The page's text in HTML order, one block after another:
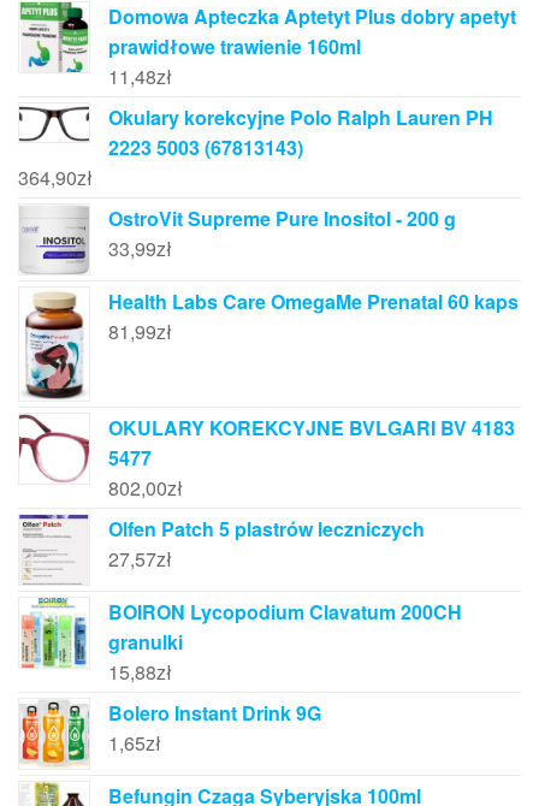
Domowa Apteczka Aptetyt Plus dobry apetyt
prawidłowe trawienie 160ml
11,48zł
Okulary korekcyjne Polo Ralph Lauren PH
2223 5003 (67813143)
364,90zł
OstroVit Supreme Pure Inositol - 200 g
33,99zł
Health Labs Care OmegaMe Prenatal 60 kaps
81,99zł
OKULARY KOREKCYJNE BVLGARI BV 4183
5477
802,00zł
Olfen Patch 5 plastrów leczniczych
27,57zł
BOIRON Lycopodium Clavatum 200CH
granulki
15,88zł
Bolero Instant Drink 9G
1,65zł
Befungin Czaga Syberyjska 100ml